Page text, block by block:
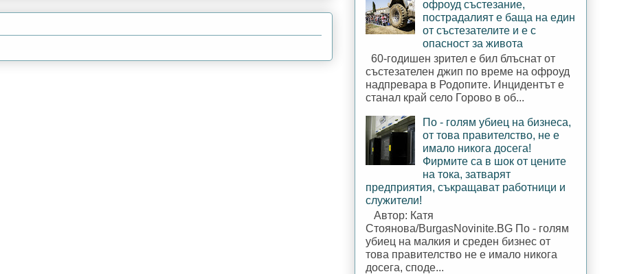
офроуд състезание,
пострадалият е баща на един
от състезателите и е с
опасност за живота
60-годишен зрител е бил блъснат от
състезателен джип по време на офроуд
надпревара в Родопите. Инцидентът е
станал край село Горово в об...
По - голям убиец на бизнеса,
от това правителство, не е
имало никога досега!
Фирмите са в шок от цените
на тока, затварят
предприятия, съкращават работници и
служители!
Автор: Катя
Стоянова/BurgasNovinite.BG По - голям
убиец на малкия и среден бизнес от
това правителство не е имало никога
досега, споде...